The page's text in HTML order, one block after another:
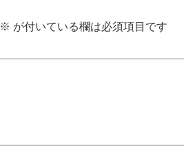
※ が付いている欄は必須項目です